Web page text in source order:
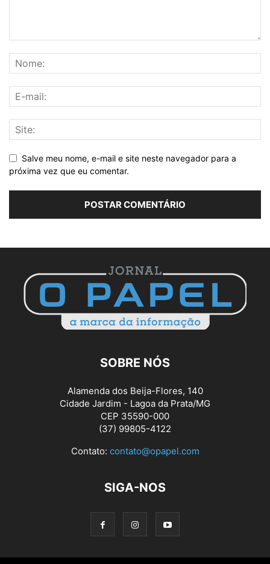
Salve meu nome, e-mail e site neste navegador para a
próxima vez que eu comentar.
SOBRE NÓS
Alamenda dos Beija-Flores, 140
Cidade Jardim - Lagoa da Prata/MG
CEP 35590-000
(37) 99805-4122
Contato: contato@opapel.com
SIGA-NOS